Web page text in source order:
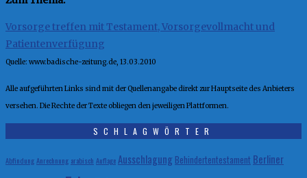
Vorsorge treffen mit Testament, Vorsorgevollmacht und
Patientenverfügung
Quelle: www.badische-zeitung.de, 13.03.2010
Alle aufgeführten Links sind mit der Quellenangabe direkt zur Hauptseite des Anbieters
versehen. Die Rechte der Texte obliegen den jeweiligen Plattformen.
SCHLAGWÖRTER
AbfindungAnrechnung arabisch Auflage Ausschlagung Behindertentestament Berliner